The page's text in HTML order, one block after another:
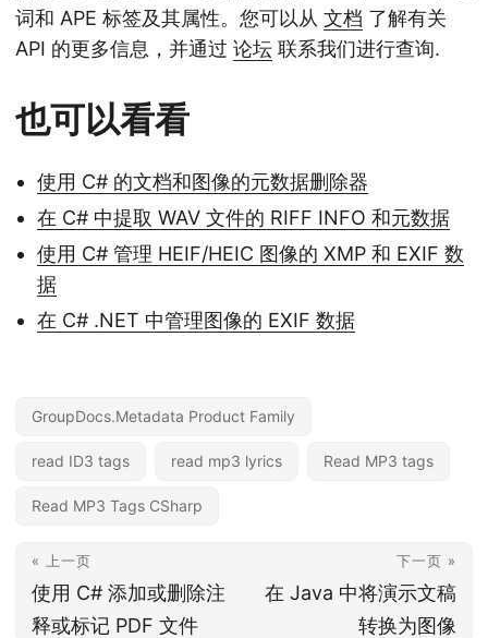
词和 APE 标签及其属性。您可以从 文档 了解有关
API 的更多信息，并通过 论坛 联系我们进行查询.
也可以看看
使用 C# 的文档和图像的元数据删除器
在 C# 中提取 WAV 文件的 RIFF INFO 和元数据
使用 C# 管理 HEIF/HEIC 图像的 XMP 和 EXIF 数
据
在 C# .NET 中管理图像的 EXIF 数据
GroupDocs.Metadata Product Family
read ID3 tags read mp3 lyrics Read MP3 tags
Read MP3 Tags CSharp
« 上一页
使用 C# 添加或删除注
释或标记 PDF 文件
下一页 »
在 Java 中将演示文稿
转换为图像